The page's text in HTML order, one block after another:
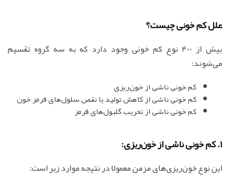
علل کم خونی چیست؟
بیش از 400 نوع کم خونی وجود دارد که به سه گروه تقسیم
می‌شوند:
کم خونی ناشی از خون‌ریزی
کم خونی ناشی از کاهش تولید یا نقص سلول‌های قرمز خون
کم خونی ناشی از تخریب گلبول‌های قرمز
1. کم خونی ناشی از خون‌ریزی:
این نوع خون‌ریزی‌های مزمن معمولا در نتیجه موارد زیر است: